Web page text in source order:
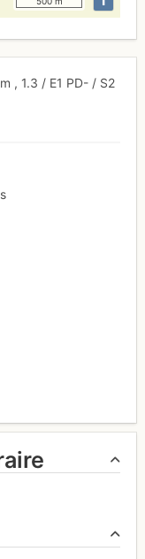
, 1.3 / E1 PD- / S2